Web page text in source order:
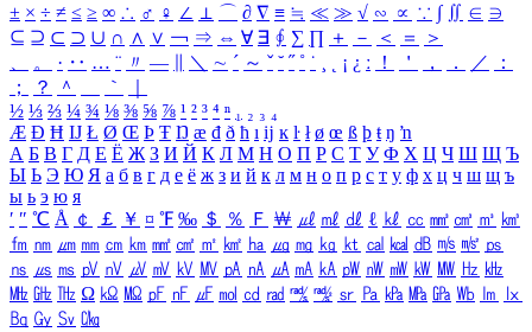
± × ÷ ≠ ≤ ≥ ∞ ∴ ♂ ♀ ∠ ⊥ ⌒ ∂ ∇ ≡ ≒ ≪ ≫ √ ∽ ∝ ∵ ∫ ∬ ∈ ∋
⊆ ⊇ ⊂ ⊃ ∪ ∩ ∧ ∨ ￢ ⇒ ⇔ ∀ ∃ ∮ ∑ ∏ ＋ － ＜ ＝
＞
、
。 · ‥ … ¨ 〃 ― ＼ ∼ ´ ～ ˇ ˘ ˝ ˚ ˙ ¸ ¡ ¿ ː ！ ＇ ， ． ／
：
；
？ ＾ ｀
½ ⅓ ⅔ ¼ ¾ ⅛ ⅜ ⅝ ⅞ ¹ ² ³ ⁴ ⁿ ₁ ₂ ₃ ₄
Æ Ð Ħ Ĳ Ł Ø Œ Þ Ŧ Ŋ æ đ ð ħ ı ĳ ĸ ŀ ł ø œ ß þ ŧ ŋ ŉ
А Б В Г Д Е Ё Ж З И Й К Л М Н О П Р С Т У Ф Х Ц Ч Ш Щ Ъ
Ы Ь Э Ю Я а б в г д е ё ж з и й к л м н о п р с т у ф х ц ч ш щ ъ
ы ь э ю я
′ ″ ℃ Å ￠ ￡ ￥ ¤ ℉ ‰ ＄ ％ Ｆ ￦ ㎕ ㎖ ㎗ ℓ ㎘ ㏄ ㎣ ㎤ ㎥ ㎦
㎙ ㎚ ㎛ ㎜ ㎝ ㎞ ㎟ ㎠ ㎡ ㎢ ㏊ ㎍ ㎎ ㎏ ㏏ ㎈ ㎉ ㏈ ㎧ ㎨ ㎰
㎱ ㎲ ㎳ ㎴ ㎵ ㎶ ㎷ ㎸ ㎹ ㎀ ㎁ ㎂ ㎃ ㎄ ㎺ ㎻ ㎽ ㎾ ㎿ ㎐ ㎑
㎒ ㎓ ㎔ Ω ㏀ ㏁ ㎊ ㎋ ㎌ ㏖ ㏅ ㎭ ㎮ ㎯ ㏛ ㎩ ㎪ ㎫ ㎬ ㏝ ㏐
㏓
㏃ ㏉ ㏜ ㏆